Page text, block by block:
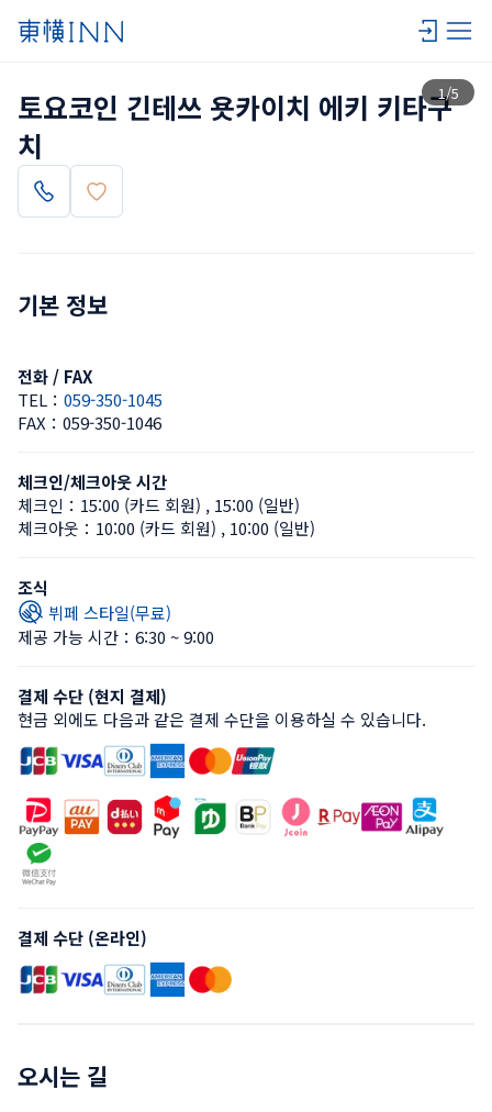
1/5
목록 보기
토요코인 긴테쓰 욧카이치 에키 키타구
치
기본 정보
전화 / FAX
TEL： 059-350-1045
FAX： 059-350-1046
체크인/체크아웃 시간
체크인： 15:00 (카드 회원) , 15:00 (일반)
체크아웃： 10:00 (카드 회원) , 10:00 (일반)
조식
뷔페 스타일(무료)
제공 가능 시간：6:30 ~ 9:00
결제 수단 (현지 결제)
현금 외에도 다음과 같은 결제 수단을 이용하실 수 있습니다.
결제 수단 (온라인)
오시는 길